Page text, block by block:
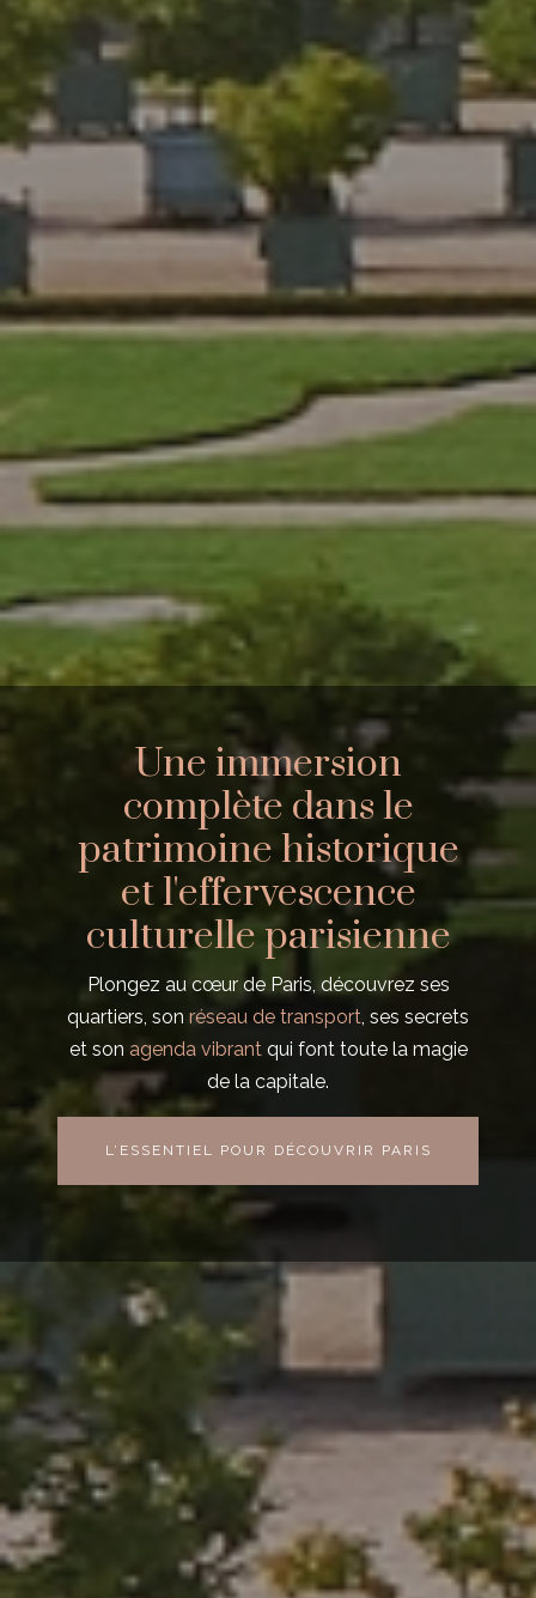
Une immersion
complète dans le
patrimoine historique
et l'effervescence
culturelle parisienne
Plongez au cœur de Paris, découvrez ses
quartiers, son réseau de transport , ses secrets
et son agenda vibrant qui font toute la magie
de la capitale.
L’ESSENTIEL POUR DÉCOUVRIR PARIS